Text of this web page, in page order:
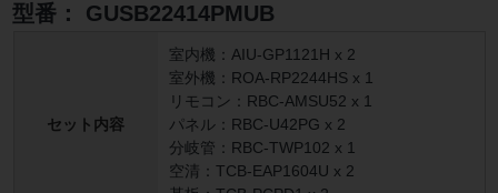
型番： GUSB22414PMUB
セット内容
室内機：AIU-GP1121H x 2
室外機：ROA-RP2244HS x 1
リモコン：RBC-AMSU52 x 1
パネル：RBC-U42PG x 2
分岐管：RBC-TWP102 x 1
空清：TCB-EAP1604U x 2